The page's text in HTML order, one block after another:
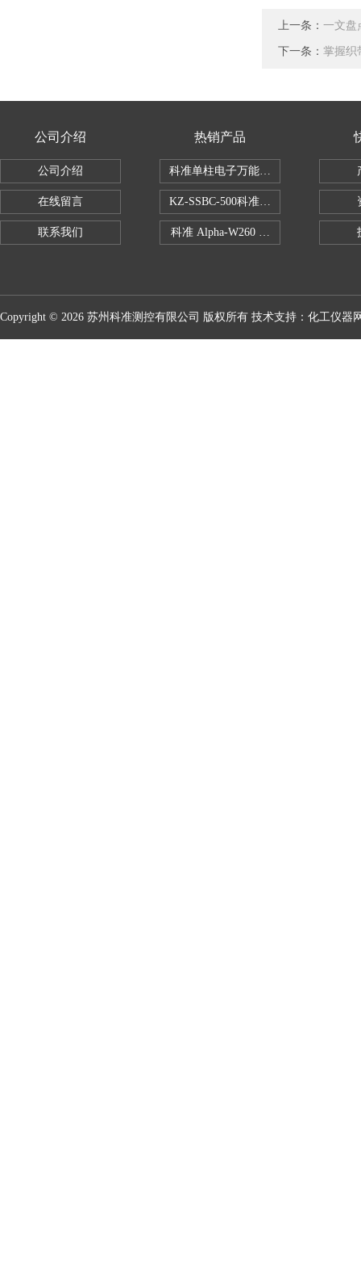
上一条： 一文盘
下一条： 掌握织
公司介绍
公司介绍
在线留言
联系我们
热销产品
科准单柱电子万能拉力机KZ-SSBC-500
KZ-SSBC-500科准单柱电子万能试验
科准 Alpha-W260 半导体全自动推拉
Copyright © 2026 苏州科准测控有限公司 版权所有 技术支持： 化工仪器